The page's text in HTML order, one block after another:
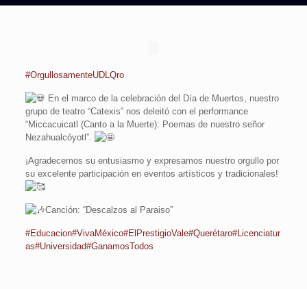
#OrgullosamenteUDLQro
En el marco de la celebración del Día de Muertos, nuestro
grupo de teatro “Catexis” nos deleitó con el performance
“Miccacuicatl (Canto a la Muerte): Poemas de nuestro señor
Nezahualcóyotl”.
¡Agradecemos su entusiasmo y expresamos nuestro orgullo por
su excelente participación en eventos artísticos y tradicionales!
Canción: “Descalzos al Paraiso”
#Educacion#VivaMéxico#ElPrestigioVale#Querétaro#Licenciatur
as#Universidad#GanamosTodos